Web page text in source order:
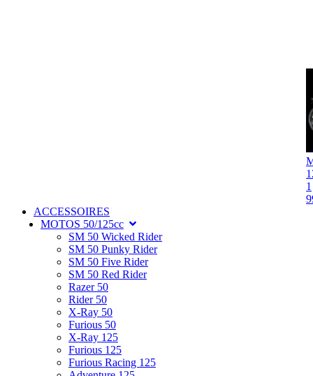
1
ACCESSOIRES
MOTOS 50/125cc
SM 50 Wicked Rider
SM 50 Punky Rider
SM 50 Five Rider
SM 50 Red Rider
Razer 50
Rider 50
X-Ray 50
Furious 50
X-Ray 125
Furious 125
Furious Racing 125